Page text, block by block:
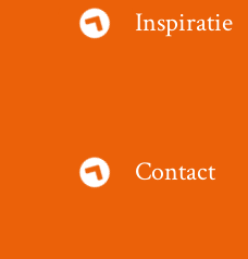
Inspiratie
Contact